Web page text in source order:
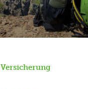
Versicherung